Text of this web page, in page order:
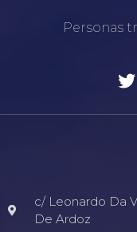
Personas
c/ Leonardo Da
De Ardoz